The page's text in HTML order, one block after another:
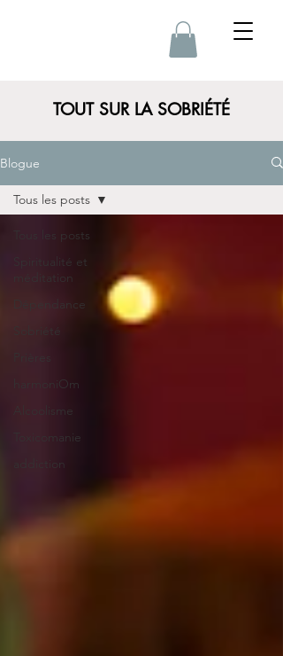
TOUT SUR LA SOBRIÉTÉ
Blogue
Tous les posts
Spiritualité et
méditation
Dépendance
harmoniOm
Alcoolisme
Toxicomanie
addiction
Tous les posts